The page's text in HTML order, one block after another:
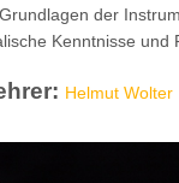
der
Kenntnisse und
Helmut Wolter